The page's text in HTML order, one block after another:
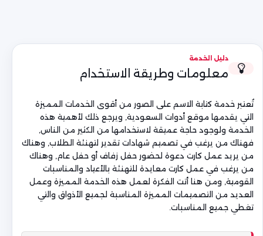
دليل الخدمة
معلومات وطريقة الاستخدام
تُعتبر خدمة كتابة الاسم على الصور من أقوى الخدمات المميزة
التي يقدمها موقع أدوات السعودية, ويرجع ذلك لأهمية هذه
الخدمة ولوجود حاجة عميقة لاستخدامها من الكثير من الناس,
فهناك من يرغب في تصميم شهادات تقدير لتهنئة الطلاب, وهناك
من يريد عمل كارت دعوة لحضور حفل زفاف أو حفل عام, وهناك
من يرغب في عمل كارت معايدة للتهنئة بالأعياد والمناسبات
القومية, ومن هنا أتت الفكرة لعمل هذه الخدمة المميزة وعمل
العديد من التصميمات المميزة المناسبة لجميع الأذواق والتي
تغطي جميع المناسبات.